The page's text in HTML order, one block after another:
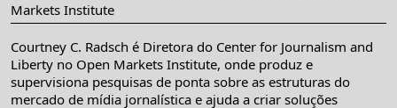
Markets Institute
Courtney C. Radsch é Diretora do Center for Journalism and
Liberty no Open Markets Institute, onde produz e
supervisiona pesquisas de ponta sobre as estruturas do
mercado de mídia jornalística e ajuda a criar soluções